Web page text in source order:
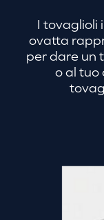
I tovaglioli
ovatta
per dare un
o al tuo